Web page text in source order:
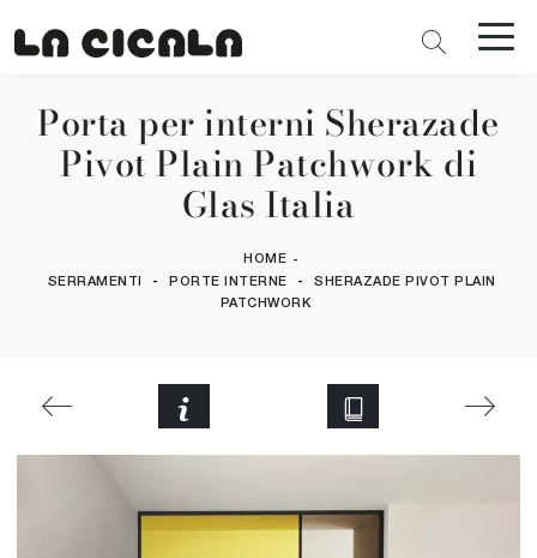
Porta per interni Sherazade
Pivot Plain Patchwork di
Glas Italia
HOME -
SERRAMENTI - PORTE INTERNE -
SHERAZADE PIVOT PLAIN
PATCHWORK